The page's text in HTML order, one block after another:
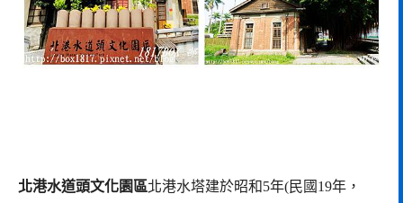
北港水道頭文化園區北港水塔建於昭和5年(民國19年，